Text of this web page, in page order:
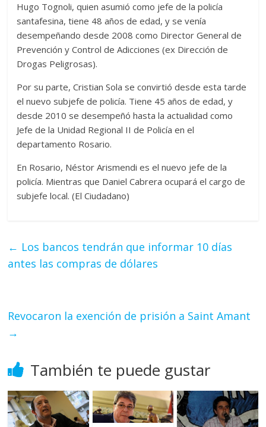
Hugo Tognoli, quien asumió como jefe de la policía
santafesina, tiene 48 años de edad, y se venía
desempeñando desde 2008 como Director General de
Prevención y Control de Adicciones (ex Dirección de
Drogas Peligrosas).
Por su parte, Cristian Sola se convirtió desde esta tarde
el nuevo subjefe de policía. Tiene 45 años de edad, y
desde 2010 se desempeñó hasta la actualidad como
Jefe de la Unidad Regional II de Policía en el
departamento Rosario.
En Rosario, Néstor Arismendi es el nuevo jefe de la
policía. Mientras que Daniel Cabrera ocupará el cargo de
subjefe local. (El Ciudadano)
← Los bancos tendrán que informar 10 días
antes las compras de dólares
Revocaron la exención de prisión a Saint Amant
→
También te puede gustar